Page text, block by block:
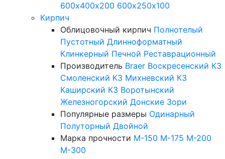
600х400х200 600х250х100
Кирпич
Облицовочный кирпич Полнотелый
Пустотный Длинноформатный
Клинкерный Печной Реставрационный
Производитель Braer Воскресенский КЗ
Смоленский КЗ Михневский КЗ
Каширский КЗ Воротынский
Железногорский Донские Зори
Популярные размеры Одинарный
Полуторный Двойной
Марка прочности М-150 М-175 М-200
М-300